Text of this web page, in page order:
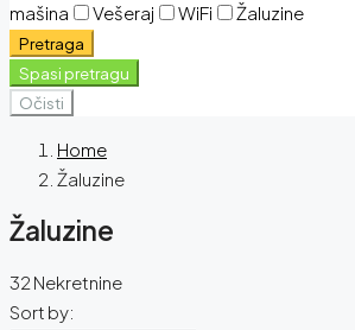
mašina
Vešeraj WiFi Žaluzine
Pretraga
Spasi pretragu
Očisti
Home
Žaluzine
Žaluzine
32 Nekretnine
Sort by: